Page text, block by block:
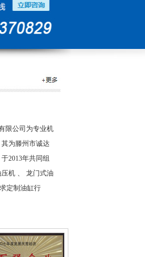
限公司为专业机
为滕州市诚达
2013年共同组
机 、 龙门式油
定制油缸行